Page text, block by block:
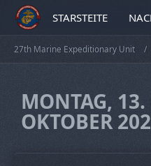
STARSTEITE
27th Marine Expeditionary Unit
MONTAG,
OKTOBER